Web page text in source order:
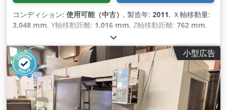
コンディション: 使用可能（中古） , 製造年: 2011, Ｘ軸移動量:
3,048 mm, Y軸移動距離: 1,016 mm, Z軸移動距離: 762 mm,
HAAS, 全高:
重:1,814 kg（キログラム）, 総重量:16,914 kg（キログラ
ム）, 主軸回転速度（最大）: 7,500 回転/分
, スピンドルモータ
ー出力:22,400 ワット, 工具重量: 13,600 g
, 製品長さ（最大）:
7,320 mm, 軸数:3,
小型広告